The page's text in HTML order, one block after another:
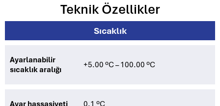
Teknik Özellikler
Sıcaklık
Ayarlanabilir
sıcaklık aralığı
+5.00 ºC – 100.00 ºC
Ayar hassasiyeti 0.1 ºC